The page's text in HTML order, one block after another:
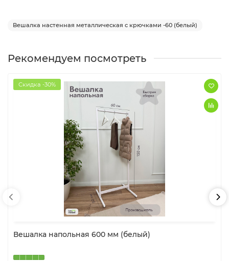
Вешалка настенная металлическая с крючками -60 (белый)
Рекомендуем посмотреть
Скидка -30%
Вешалка напольная 600 мм (белый)